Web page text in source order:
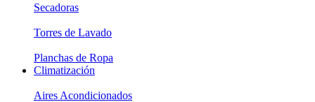
Secadoras
Torres de Lavado
Planchas de Ropa
Climatización
Aires Acondicionados